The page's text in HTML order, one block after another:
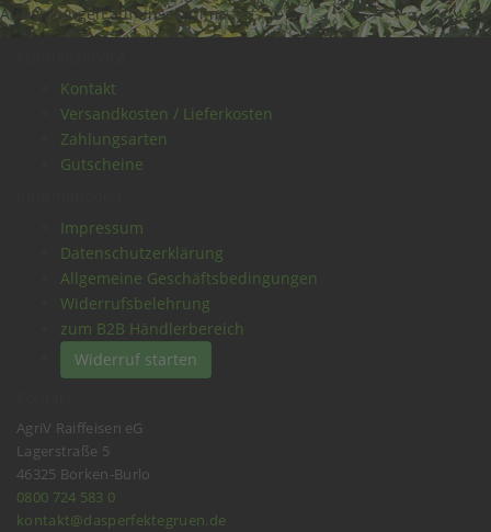
Auswirkungen auf unser Klima.
Kontakt
Versandkosten / Lieferkosten
Zahlungsarten
Gutscheine
Impressum
Datenschutzerklärung
Allgemeine Geschäftsbedingungen
Widerrufsbelehrung
zum B2B Händlerbereich
Widerruf starten
AgriV Raiffeisen eG
Lagerstraße 5
46325 Borken-Burlo
0800 724 583 0
kontakt@dasperfektegruen.de